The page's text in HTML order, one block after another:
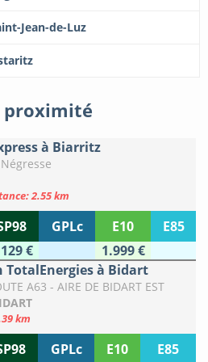
Jean-de-Luz
proximité
à Biarritz
2.55 km
GPLc E10
E85
€
1.999 €
TotalEnergies à Bidart
A63 - AIRE DE BIDART EST
km
GPLc E10
E85